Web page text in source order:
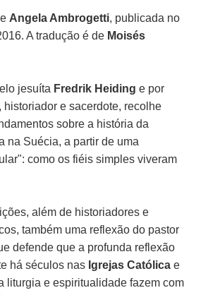
Angela Ambrogetti, publicada no
A tradução é de Moisés
jesuíta Fredrik Heiding e por
, historiador e sacerdote, recolhe
sobre a história da
na Suécia, a partir de uma
como os fiéis simples viveram
além de historiadores e
também uma reflexão do pastor
defende que a profunda reflexão
há séculos nas Igrejas Católica e
liturgia e espiritualidade fazem com